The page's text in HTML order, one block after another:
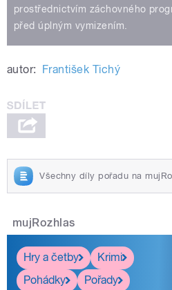
prostřednictvím záchovného
před úplným vymizením.
autor: František Tichý
Všechny díly pořadu na
mujRozhlas
Hry a četby
Krimi
Pohádky
Pořady